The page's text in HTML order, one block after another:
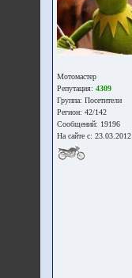
Мотомастер
Репутация: 4309
Группа: Посетители
Регион: 42/142
Сообщений: 19196
На сайте с: 23.03.2012